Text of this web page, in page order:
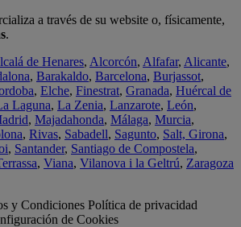
a través de su website o, físicamente,
.
de Henares, Alcorcón, Alfafar, Alicante,
, Barakaldo, Barcelona, Burjassot,
, Elche, Finestrat, Granada, Huércal de
Laguna, La Zenia, Lanzarote, León,
, Majadahonda, Málaga, Murcia,
, Rivas, Sabadell, Sagunto, Salt, Girona,
, Santander, Santiago de Compostela,
, Viana, Vilanova i la Geltrú, Zaragoza
y Condiciones Política de privacidad
de Cookies